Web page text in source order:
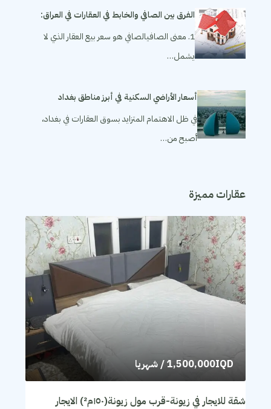
الفرق بين الصافي والخابط في العقارات في العراق:
1. معنى الصافيالصافي هو سعر بيع العقار الذي لا
يشمل…
أسعار الأراضي السكنية في أبرز مناطق بغداد
في ظل الاهتمام المتزايد بسوق العقارات في بغداد،
أصبح من…
عقارات مميزة
1,500,000IQD/ شهريا
شقة للايجار في زيونة-قرب مول زيونة(١٥٠م²) الايجار